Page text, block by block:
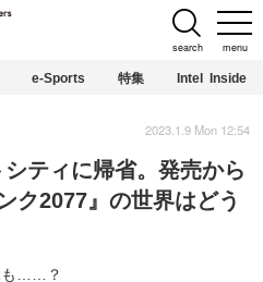
menu
search
e-Sports 特集 Intel Inside
ティに帰省。発売から
ク2077』の世界はどう
も……？
2023.1.9 Mon 12:54